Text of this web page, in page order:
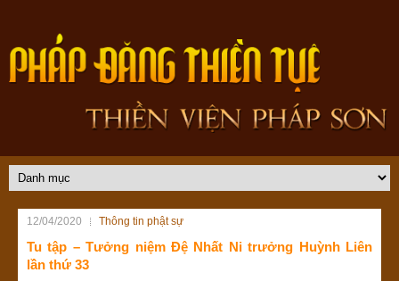
12/04/2020 Thông tin phật sự
Tu tập – Tưởng niệm Đệ Nhất Ni trưởng Huỳnh Liên
lần thứ 33